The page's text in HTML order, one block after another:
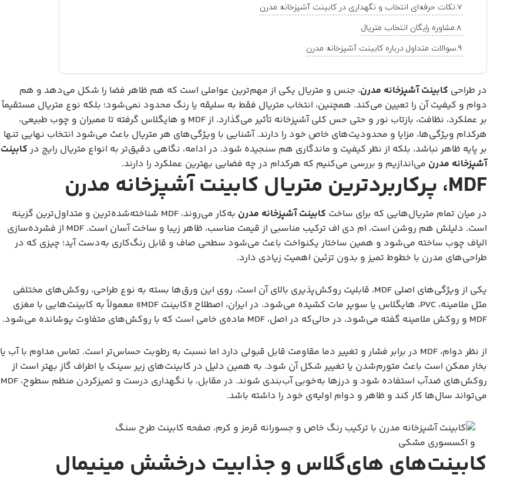
نکات حرفه‌ای انتخاب و نگهداری در کابینت آشپزخانه مدرن
مشاوره رایگان انتخاب متریال
سوالات متداول درباره کابینت آشپزخانه مدرن
در طراحی کابینت آشپزخانه مدرن، جنس و متریال یکی از مهم‌ترین عواملی است که هم ظاهر فضا را شکل می‌دهد و هم
دوام و کیفیت آن را تعیین می‌کند. همچنین، انتخاب متریال فقط به سلیقه یا رنگ محدود نمی‌شود؛ بلکه نوع متریال مستقیماً
بر عملکرد، نظافت، بازتاب نور و حتی حس کلی آشپزخانه تأثیر می‌گذارد. از MDF و هایگلاس گرفته تا ممبران و چوب طبیعی،
هرکدام ویژگی‌ها، مزایا و محدودیت‌های خاص خود را دارند. آشنایی با ویژگی‌های هر متریال باعث می‌شود انتخاب نهایی تنها
بر پایه ظاهر نباشد، بلکه از نظر کیفیت و ماندگاری هم سنجیده شود. در ادامه، نگاهی دقیق‌تر به انواع متریال رایج در کابینت
آشپزخانه مدرن می‌اندازیم و بررسی می‌کنیم که هرکدام در چه فضایی بهترین عملکرد را دارند.
MDF، پرکاربردترین متریال کابینت آشپزخانه مدرن
در میان تمام متریال‌هایی که برای ساخت کابینت آشپزخانه مدرن
به‌کار می‌روند، MDF شناخته‌شده‌ترین و متداول‌ترین گزینه
است. دلیلش هم روشن است. ام دی اف ترکیب مناسبی از قیمت مناسب، ظاهر زیبا و ساخت آسان است. MDF از فشرده‌سازی
الیاف چوب ساخته می‌شود و همین ساختار یکنواخت باعث می‌شود سطحی صاف و قابل رنگ‌کاری به‌دست آید؛ چیزی که در
طراحی‌های مدرن با خطوط تمیز و بدون تزئین اهمیت زیادی دارد.
یکی از ویژگی‌های اصلی MDF، قابلیت روکش‌پذیری بالای آن است. روی این ورق‌ها بسته به نوع طراحی، روکش‌های مختلفی
مثل ملامینه، PVC، هایگلاس یا سوپر مات کشیده می‌شود. در ایران، اصطلاح «کابینت MDF» معمولاً به کابینت‌هایی با مغزی
MDF و روکش ملامینه گفته می‌شود، در حالی‌که در اصل، MDF ماده‌ی خامی است که با روکش‌های متفاوت پوشانده می‌شود.
از نظر دوام، MDF در برابر فشار و تغییر دما مقاومت قابل قبولی دارد اما نسبت به رطوبت حساس‌تر است. تماس مداوم با آب یا
بخار ممکن است باعث متورم‌شدن یا تغییر شکل آن شود. به همین دلیل در کابینت‌های زیر سینک یا اطراف گاز بهتر است از
روکش‌های ضد‌آب استفاده شود و درزها به‌خوبی آب‌بندی شوند. در مقابل، با نگهداری درست و تمیزکردن منظم سطوح، MDF
می‌تواند سال‌ها کار کند و ظاهر و دوام اولیه‌ی خود را داشته باشد.
کابینت‌های های‌گلاس و جذابیت درخشش مینیمال